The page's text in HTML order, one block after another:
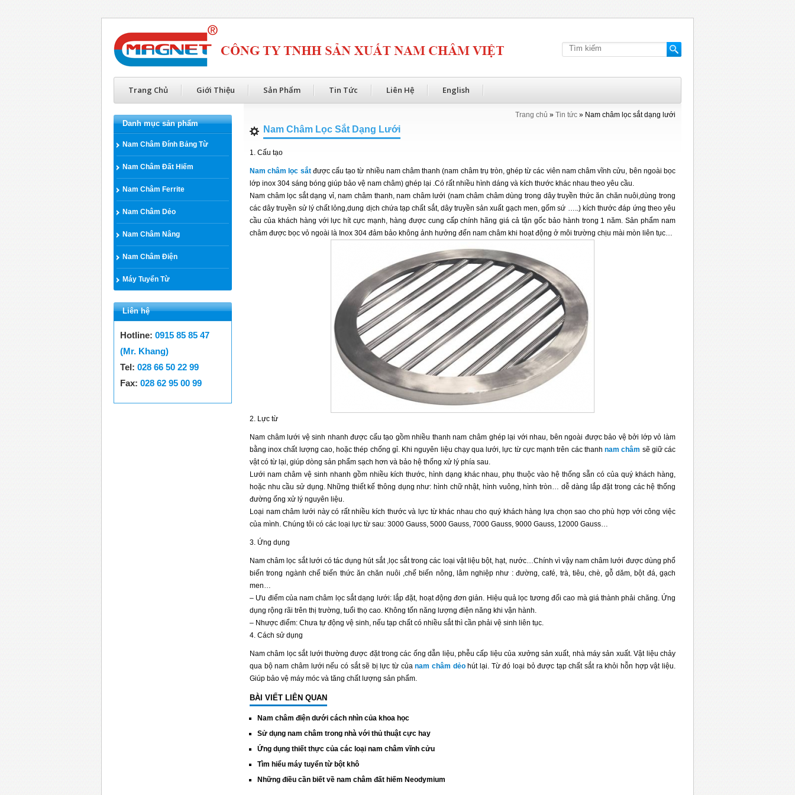
Trang Chủ Giới Thiệu Sản Phẩm Tin Tức Liên Hệ English
Trang chủ » Tin tức » Nam châm lọc sắt dạng lưới
Nam Châm Lọc Sắt Dạng Lưới
1. Cấu tạo
Nam châm lọc sắtđược cấu tạo từ nhiều nam châm thanh (nam châm trụ tròn, ghép từ các viên nam châm vĩnh cửu, bên ngoài bọc
lớp inox 304 sáng bóng giúp bảo vệ nam châm) ghép lại .Có rất nhiều hình dáng và kích thước khác nhau theo yêu cầu.
Nam châm lọc sắt dạng vỉ, nam châm thanh, nam châm lưới (nam châm châm dùng trong dây truyền thức ăn chăn nuôi,dùng trong
các dây truyền sử lý chất lỏng,dung dịch chứa tạp chất sắt, dây truyền sản xuất gạch men, gốm sứ …..) kích thước đáp ứng theo yêu
cầu của khách hàng với lực hít cực mạnh, hàng được cung cấp chính hãng giá cả tận gốc bảo hành trong 1 năm. Sản phẩm nam
châm được bọc vỏ ngoài là Inox 304 đảm bảo không ảnh hưởng đến nam châm khi hoạt động ở môi trường chịu mài mòn liên tục…
2. Lực từ
Nam châm lưới vệ sinh nhanh được cấu tạo gồm nhiều thanh nam châm ghép lại với nhau, bên ngoài được bảo vệ bởi lớp vỏ làm
bằng inox chất lượng cao, hoặc thép chống gỉ. Khi nguyên liệu chạy qua lưới, lực từ cực mạnh trên các thanhnam châm sẽ giữ các
vật có từ lại, giúp dòng sản phẩm sạch hơn và bảo hệ thống xử lý phía sau.
Lưới nam châm vệ sinh nhanh gồm nhiều kích thước, hình dạng khác nhau, phụ thuộc vào hệ thống sẵn có của quý khách hàng,
hoặc nhu cầu sử dụng. Những thiết kế thông dụng như: hình chữ nhật, hình vuông, hình tròn… dễ dàng lắp đặt trong các hệ thống
đường ống xử lý nguyên liệu.
Loại nam châm lưới này có rất nhiều kích thước và lực từ khác nhau cho quý khách hàng lựa chọn sao cho phù hợp với công việc
của mình. Chúng tôi có các loại lực từ sau: 3000 Gauss, 5000 Gauss, 7000 Gauss, 9000 Gauss, 12000 Gauss…
3. Ứng dụng
Nam châm lọc sắt lưới có tác dụng hút sắt ,lọc sắt trong các loại vật liệu bột, hạt, nước…Chính vì vậy nam châm lưới được dùng phổ
biến trong ngành chế biến thức ăn chăn nuôi ,chế biến nông, lâm nghiệp như : đường, café, trà, tiêu, chè, gỗ dăm, bột đá, gạch
men…
– Ưu điểm của nam châm lọc sắt dạng lưới: lắp đặt, hoạt động đơn giản. Hiệu quả lọc tương đối cao mà giá thành phải chăng. Ứng
dụng rộng rãi trên thị trường, tuổi thọ cao. Không tốn năng lượng điện năng khi vận hành.
– Nhược điểm: Chưa tự động vệ sinh, nếu tạp chất có nhiều sắt thì cần phải vệ sinh liên tục.
4. Cách sử dụng
Nam châm lọc sắt lưới thường được đặt trong các ống dẫn liệu, phễu cấp liệu của xưởng sản xuất, nhà máy sản xuất. Vật liệu chảy
qua bộ nam châm lưới nếu có sắt sẽ bị lực từ củanam châm dẻohút lại. Từ đó loại bỏ được tạp chất sắt ra khỏi hỗn hợp vật liệu.
Giúp bảo vệ máy móc và tăng chất lượng sản phẩm.
BÀI VIẾT LIÊN QUAN
Nam châm điện dưới cách nhìn của khoa học
Sử dụng nam châm trong nhà với thủ thuật cực hay
Ứng dụng thiết thực của các loại nam châm vĩnh cửu
Tìm hiểu máy tuyển từ bột khô
Những điều cần biết về nam châm đất hiếm Neodymium
Danh mục sản phẩm
Nam Châm Đính Bảng Từ
Nam Châm Đất Hiếm
Nam Châm Ferrite
Nam Châm Dẻo
Nam Châm Nâng
Nam Châm Điện
Máy Tuyển Từ
Liên hệ
Hotline: 0915 85 85 47
(Mr. Khang)
Tel: 028 66 50 22 99
Fax: 028 62 95 00 99